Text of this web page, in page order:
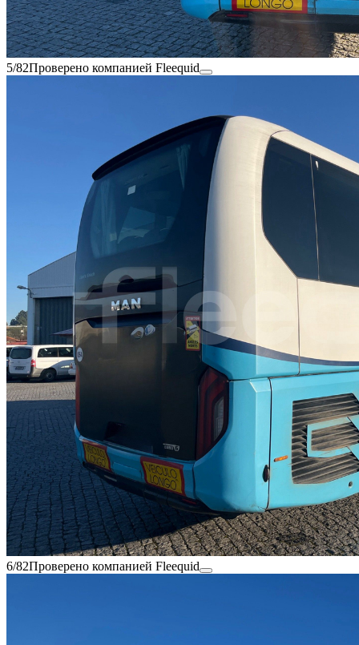
5/82Проверено компанией Fleequid
6/82Проверено компанией Fleequid